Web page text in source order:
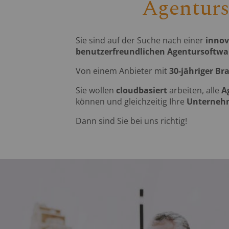
Sie sind auf der Suche nach einer
benutzerfreundlichen
Von einem Anbieter mit30-jähriger
Sie wollen cloudbasiertarbeiten, alle
können und gleichzeitig Ihre
Dann sind Sie bei uns richtig!